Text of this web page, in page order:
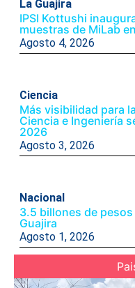
La Guajira
IPSI Kottushi
muestras de MiLab
Agosto 4, 2026
Ciencia
Más visibilidad para
Ciencia e Ingeniería
2026
Agosto 3, 2026
Nacional
3.5 billones de
Guajira
Agosto 1, 2026